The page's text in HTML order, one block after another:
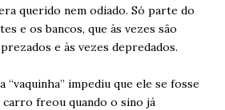
querido nem odiado. Só parte do
e os bancos, que às vezes são
e às vezes depredados.
“vaquinha” impediu que ele se fosse
freou quando o sino já